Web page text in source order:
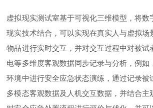
虚拟现实测试室基于可视化三维模型，将数
现实技术结合，可以实现在真实人与虚拟场
物品进行实时交互，并对交互过程中对被试
电等多维度客观数据同步记录与分析，例如
环境中进行安全应急状态演练，通过记录被
多模态客观数据及人机交互数据，并结合主